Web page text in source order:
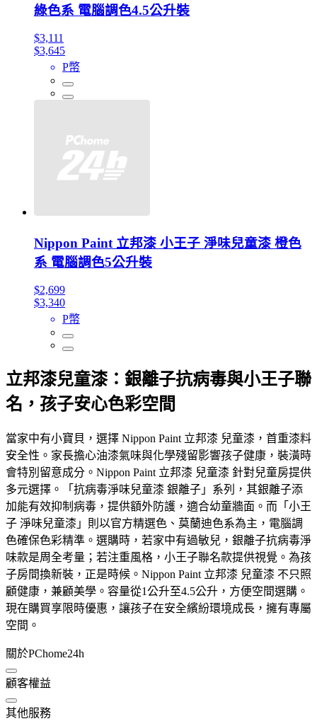
綠色系 電腦調色4.5公升裝
$3,111
$3,645
P幣
Nippon Paint 立邦漆 小王子 淨味兒童漆 橙色
系 電腦調色5公升裝
$2,699
$3,340
P幣
立邦漆兒童漆：銀離子抗病毒與小王子聯
名，孩子安心色彩空間
當家中有小寶貝，選擇 Nippon Paint 立邦漆 兒童漆，首重漆料
安全性。家長擔心油漆氣味與化學殘留影響孩子健康，裝潢時
會特別留意成分。Nippon Paint 立邦漆 兒童漆 針對兒童房提供
多元選擇。「抗病毒淨味兒童漆 銀離子」系列，其銀離子添
加能有效抑制病毒，提供額外防護，適合幼童牆面。而「小王
子 淨味兒童漆」則以官方精選色、莫蘭迪色系為主，電腦調
色確保色彩精準。選購時，若家中有過敏兒，銀離子抗病毒淨
味款是周全考量；若注重風格，小王子聯名款提供視覺。為孩
子房間換新裝，正是時候。Nippon Paint 立邦漆 兒童漆 不只照
顧健康，兼顧美學。容量從1公升至4.5公升，方便空間選購。
現在購買享限時優惠，讓孩子在安全繽紛環境成長，擁有專屬
空間。
關於PChome24h
顧客權益
其他服務